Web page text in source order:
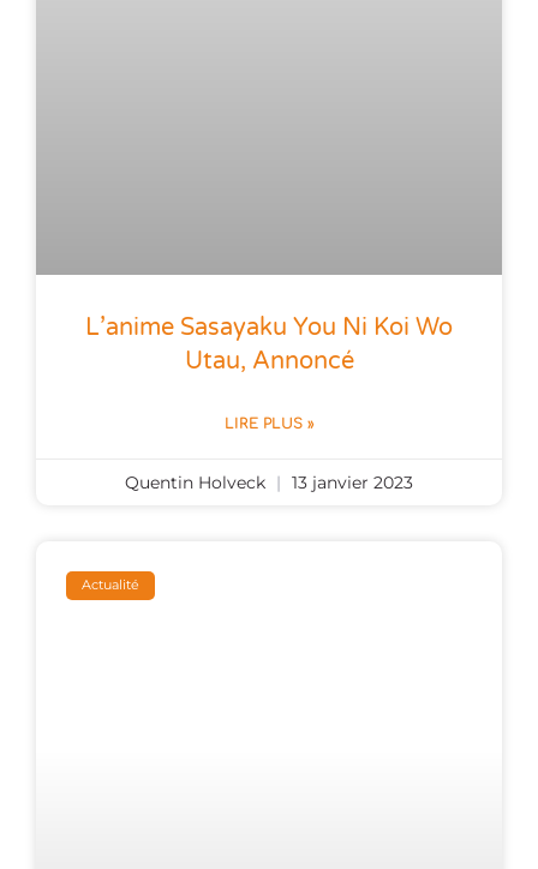
L’anime Sasayaku You Ni Koi Wo
Utau, Annoncé
LIRE PLUS »
Quentin Holveck 13 janvier 2023
Actualité